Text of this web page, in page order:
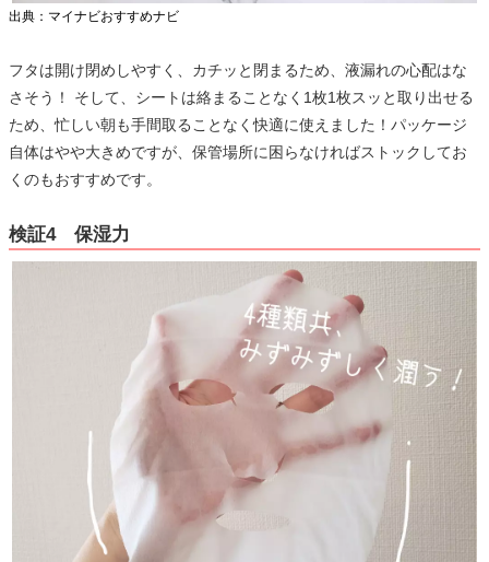
出典：マイナビおすすめナビ
フタは開け閉めしやすく、カチッと閉まるため、液漏れの心配はな
さそう！ そして、シートは絡まることなく1枚1枚スッと取り出せる
ため、忙しい朝も手間取ることなく快適に使えました！パッケージ
自体はやや大きめですが、保管場所に困らなければストックしてお
くのもおすすめです。
検証4 保湿力